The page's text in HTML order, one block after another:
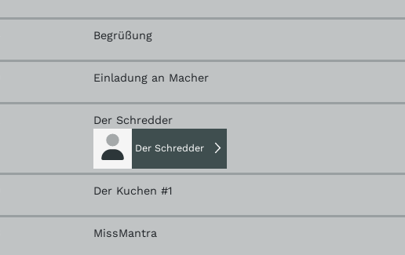
Begrüßung
Einladung an Macher
Der Schredder
Der Schredder
Der Kuchen #1
MissMantra